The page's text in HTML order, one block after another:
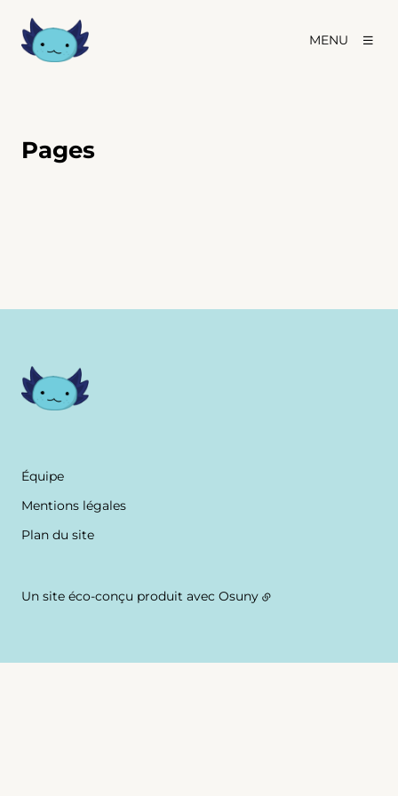
MENU
Pages
Équipe
Mentions légales
Plan du site
Un site éco-conçu produit avec Osuny